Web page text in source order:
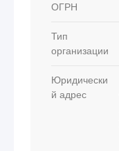
ОГРН
Тип
организации
Юридически
й адрес